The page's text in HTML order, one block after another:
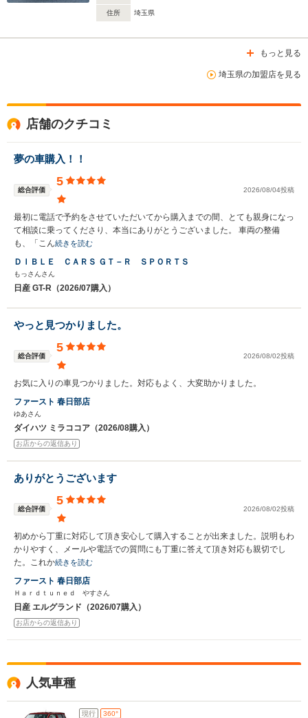
住所 埼玉県
もっと見る
埼玉県の加盟店を見る
店舗のクチコミ
夢の車購入！！
総合評価
5
2026/08/04投稿
最初に電話で予約をさせていただいてから購入までの間、とても親身になっ
て相談に乗ってくださり、本当にありがとうございました。 車両の整備
も、「こん続きを読む
ＤＩＢＬＥ ＣＡＲＳ ＧＴ－Ｒ ＳＰＯＲＴＳ
もっさんさん
日産 GT-R（2026/07購入）
やっと見つかりました。
総合評価
5
2026/08/02投稿
お気に入りの車見つかりました。対応もよく、大変助かりました。
ファースト 春日部店
ゆあさん
ダイハツ ミラココア（2026/08購入）
お店からの返信あり
ありがとうございます
総合評価
5
2026/08/02投稿
初めから丁重に対応して頂き安心して購入することが出来ました。説明もわ
かりやすく、メールや電話での質問にも丁重に答えて頂き対応も親切でし
た。これか続きを読む
ファースト 春日部店
Ｈａｒｄｔｕｎｅｄ やすさん
日産 エルグランド（2026/07購入）
お店からの返信あり
人気車種
現行 360°